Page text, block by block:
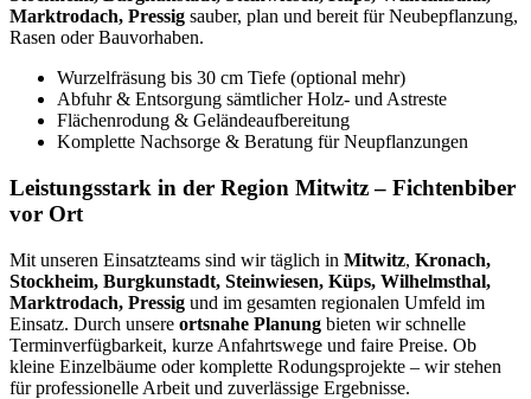
Marktrodach, Pressig sauber, plan und bereit für Neubepflanzung,
Rasen oder Bauvorhaben.
Wurzelfräsung bis 30 cm Tiefe (optional mehr)
Abfuhr & Entsorgung sämtlicher Holz- und Astreste
Flächenrodung & Geländeaufbereitung
Komplette Nachsorge & Beratung für Neupflanzungen
Leistungsstark in der Region Mitwitz – Fichtenbiber
vor Ort
Mit unseren Einsatzteams sind wir täglich in Mitwitz, Kronach,
Stockheim, Burgkunstadt, Steinwiesen, Küps, Wilhelmsthal,
Marktrodach, Pressig und im gesamten regionalen Umfeld im
Einsatz. Durch unsere ortsnahe Planung bieten wir schnelle
Terminverfügbarkeit, kurze Anfahrtswege und faire Preise. Ob
kleine Einzelbäume oder komplette Rodungsprojekte – wir stehen
für professionelle Arbeit und zuverlässige Ergebnisse.